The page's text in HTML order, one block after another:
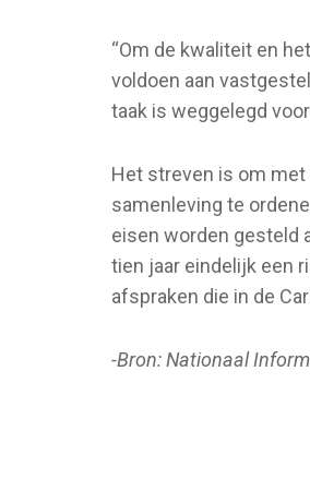
“Om de kwaliteit en
voldoen aan
taak is weggelegd
Het streven is om
samenleving te
eisen worden gesteld
tien jaar eindelijk een
afspraken die in de
-Bron: Nationaal